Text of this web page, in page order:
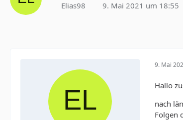
Elias98 9. Mai 2021 um 18:55
9. Mai
Hallo
nach
Folgen